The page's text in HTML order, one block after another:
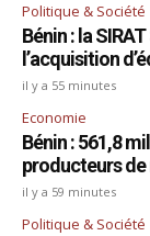
Politique & Société
Bénin : la
l’acquisition
il y a 55 minutes
Economie
Bénin : 561,8
producteurs
il y a 59 minutes
Politique & Société